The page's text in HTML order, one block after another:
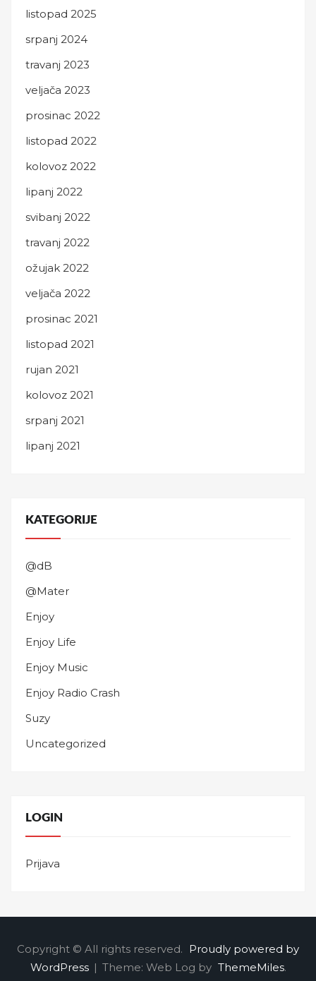
listopad 2025
srpanj 2024
travanj 2023
veljača 2023
prosinac 2022
listopad 2022
kolovoz 2022
lipanj 2022
svibanj 2022
travanj 2022
ožujak 2022
veljača 2022
prosinac 2021
listopad 2021
rujan 2021
kolovoz 2021
srpanj 2021
lipanj 2021
KATEGORIJE
@dB
@Mater
Enjoy
Enjoy Life
Enjoy Music
Enjoy Radio Crash
Suzy
Uncategorized
LOGIN
Prijava
Copyright © All rights reserved. Proudly powered by
WordPress | Theme: Web Log by ThemeMiles.